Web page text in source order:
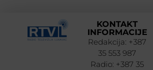
KONTAKT
INFORMACIJE
Redakcija: +387
35 553 987
Radio: +387 35